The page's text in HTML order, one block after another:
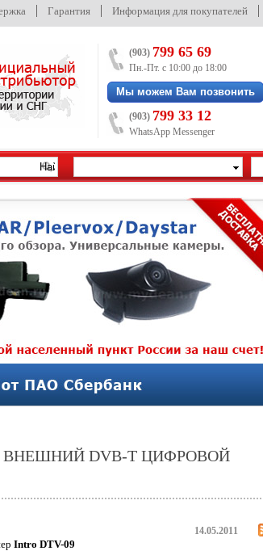
Гарантия Информация для покупателей
(903) 799 65 69
Пн.-Пт. с 10:00 до 18:00
Мы можем Вам позвонить
(903) 799 33 12
WhatsApp Messenger
DVB-T ЦИФРОВОЙ
14.05.2011
Intro DTV-09